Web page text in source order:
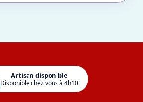
Artisan disponible
Disponible chez vous à 4h10